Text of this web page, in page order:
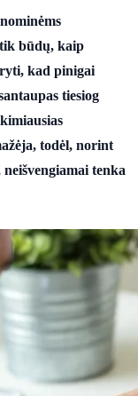
tik būdų, kaip
kad pinigai
tiesiog
todėl, norint
tenka